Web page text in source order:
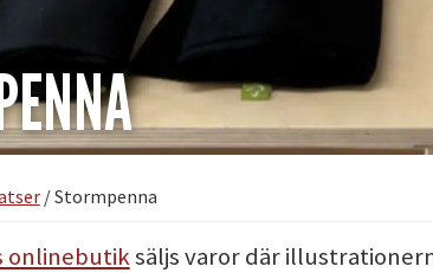
/Stormpenna
onlinebutiksäljs varor där